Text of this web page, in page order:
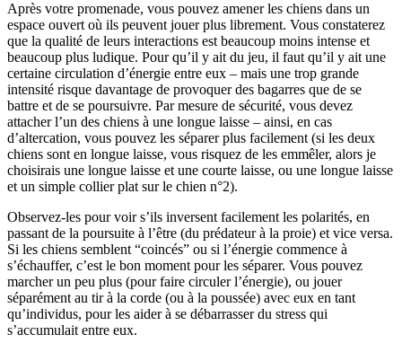
Après votre promenade, vous pouvez amener les chiens dans un
espace ouvert où ils peuvent jouer plus librement. Vous constaterez
que la qualité de leurs interactions est beaucoup moins intense et
beaucoup plus ludique. Pour qu’il y ait du jeu, il faut qu’il y ait une
certaine circulation d’énergie entre eux – mais une trop grande
intensité risque davantage de provoquer des bagarres que de se
battre et de se poursuivre. Par mesure de sécurité, vous devez
attacher l’un des chiens à une longue laisse – ainsi, en cas
d’altercation, vous pouvez les séparer plus facilement (si les deux
chiens sont en longue laisse, vous risquez de les emmêler, alors je
choisirais une longue laisse et une courte laisse, ou une longue laisse
et un simple collier plat sur le chien n°2).
Observez-les pour voir s’ils inversent facilement les polarités, en
passant de la poursuite à l’être (du prédateur à la proie) et vice versa.
Si les chiens semblent “coincés” ou si l’énergie commence à
s’échauffer, c’est le bon moment pour les séparer. Vous pouvez
marcher un peu plus (pour faire circuler l’énergie), ou jouer
séparément au tir à la corde (ou à la poussée) avec eux en tant
qu’individus, pour les aider à se débarrasser du stress qui
s’accumulait entre eux.